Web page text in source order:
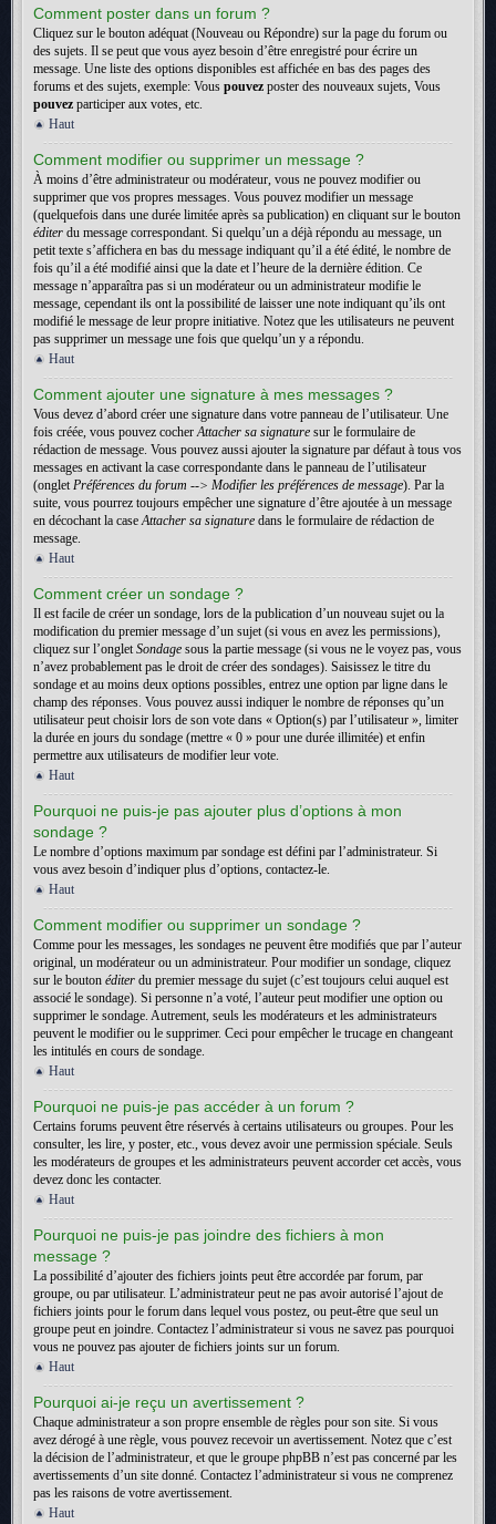
Comment poster dans un forum ?
Cliquez sur le bouton adéquat (Nouveau ou Répondre) sur la page du forum ou
des sujets. Il se peut que vous ayez besoin d’être enregistré pour écrire un
message. Une liste des options disponibles est affichée en bas des pages des
forums et des sujets, exemple: Vous pouvez poster des nouveaux sujets, Vous
pouvez participer aux votes, etc.
Haut
Comment modifier ou supprimer un message ?
À moins d’être administrateur ou modérateur, vous ne pouvez modifier ou
supprimer que vos propres messages. Vous pouvez modifier un message
(quelquefois dans une durée limitée après sa publication) en cliquant sur le bouton
éditer du message correspondant. Si quelqu’un a déjà répondu au message, un
petit texte s’affichera en bas du message indiquant qu’il a été édité, le nombre de
fois qu’il a été modifié ainsi que la date et l’heure de la dernière édition. Ce
message n’apparaîtra pas si un modérateur ou un administrateur modifie le
message, cependant ils ont la possibilité de laisser une note indiquant qu’ils ont
modifié le message de leur propre initiative. Notez que les utilisateurs ne peuvent
pas supprimer un message une fois que quelqu’un y a répondu.
Haut
Comment ajouter une signature à mes messages ?
Vous devez d’abord créer une signature dans votre panneau de l’utilisateur. Une
fois créée, vous pouvez cocherAttacher sa signature sur le formulaire de
rédaction de message. Vous pouvez aussi ajouter la signature par défaut à tous vos
messages en activant la case correspondante dans le panneau de l’utilisateur
(ongletPréférences du forum --> Modifier les préférences de message). Par la
suite, vous pourrez toujours empêcher une signature d’être ajoutée à un message
en décochant la caseAttacher sa signature dans le formulaire de rédaction de
message.
Haut
Comment créer un sondage ?
Il est facile de créer un sondage, lors de la publication d’un nouveau sujet ou la
modification du premier message d’un sujet (si vous en avez les permissions),
cliquez sur l’ongletSondage sous la partie message (si vous ne le voyez pas, vous
n’avez probablement pas le droit de créer des sondages). Saisissez le titre du
sondage et au moins deux options possibles, entrez une option par ligne dans le
champ des réponses. Vous pouvez aussi indiquer le nombre de réponses qu’un
utilisateur peut choisir lors de son vote dans « Option(s) par l’utilisateur », limiter
la durée en jours du sondage (mettre « 0 » pour une durée illimitée) et enfin
permettre aux utilisateurs de modifier leur vote.
Haut
Pourquoi ne puis-je pas ajouter plus d’options à mon
sondage ?
Le nombre d’options maximum par sondage est défini par l’administrateur. Si
vous avez besoin d’indiquer plus d’options, contactez-le.
Haut
Comment modifier ou supprimer un sondage ?
Comme pour les messages, les sondages ne peuvent être modifiés que par l’auteur
original, un modérateur ou un administrateur. Pour modifier un sondage, cliquez
sur le bouton éditer du premier message du sujet (c’est toujours celui auquel est
associé le sondage). Si personne n’a voté, l’auteur peut modifier une option ou
supprimer le sondage. Autrement, seuls les modérateurs et les administrateurs
peuvent le modifier ou le supprimer. Ceci pour empêcher le trucage en changeant
les intitulés en cours de sondage.
Haut
Pourquoi ne puis-je pas accéder à un forum ?
Certains forums peuvent être réservés à certains utilisateurs ou groupes. Pour les
consulter, les lire, y poster, etc., vous devez avoir une permission spéciale. Seuls
les modérateurs de groupes et les administrateurs peuvent accorder cet accès, vous
devez donc les contacter.
Haut
Pourquoi ne puis-je pas joindre des fichiers à mon
message ?
La possibilité d’ajouter des fichiers joints peut être accordée par forum, par
groupe, ou par utilisateur. L’administrateur peut ne pas avoir autorisé l’ajout de
fichiers joints pour le forum dans lequel vous postez, ou peut-être que seul un
groupe peut en joindre. Contactez l’administrateur si vous ne savez pas pourquoi
vous ne pouvez pas ajouter de fichiers joints sur un forum.
Haut
Pourquoi ai-je reçu un avertissement ?
Chaque administrateur a son propre ensemble de règles pour son site. Si vous
avez dérogé à une règle, vous pouvez recevoir un avertissement. Notez que c’est
la décision de l’administrateur, et que le groupe phpBB n’est pas concerné par les
avertissements d’un site donné. Contactez l’administrateur si vous ne comprenez
pas les raisons de votre avertissement.
Haut